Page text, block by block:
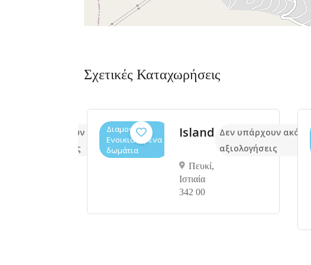
Σχετικές Καταχωρήσεις
Δεν υπάρχουν ακόμα
αξιολογήσεις
Διαμονή,
Ενοικιαζόμενα
δωμάτια
Ιsland
Πευκί,
Ιστιαία
342 00
Δεν υπάρχουν ακόμα
αξιολογήσεις